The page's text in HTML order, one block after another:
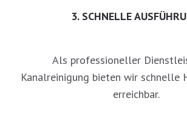
3. SCHNELLE
Als professioneller
Kanalreinigung bieten wir schnelle
erreichbar.